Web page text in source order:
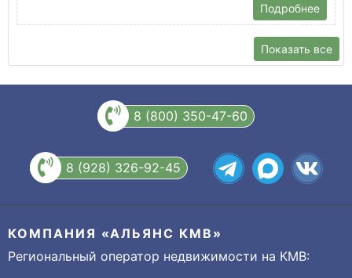
Подробнее
Показать все
8 (800) 350-47-60
8 (928) 326-92-45
КОМПАНИЯ «АЛЬЯНС КМВ»
Региональный оператор недвижимости на КМВ: